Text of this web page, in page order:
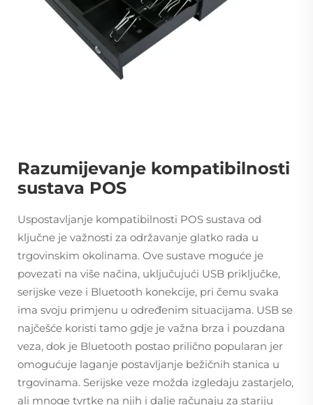
Razumijevanje kompatibilnosti
sustava POS
Uspostavljanje kompatibilnosti POS sustava od
ključne je važnosti za održavanje glatko rada u
trgovinskim okolinama. Ove sustave moguće je
povezati na više načina, uključujući USB priključke,
serijske veze i Bluetooth konekcije, pri čemu svaka
ima svoju primjenu u određenim situacijama. USB se
najčešće koristi tamo gdje je važna brza i pouzdana
veza, dok je Bluetooth postao prilično popularan jer
omogućuje laganje postavljanje bežičnih stanica u
trgovinama. Serijske veze možda izgledaju zastarjelo,
ali mnoge tvrtke na njih i dalje računaju za stariju